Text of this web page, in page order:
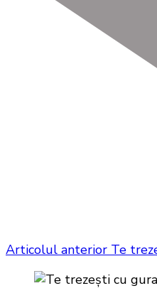
Articolul anterior Te